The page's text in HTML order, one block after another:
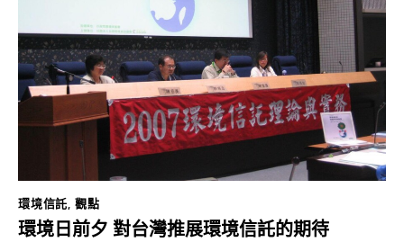
環境信託 觀點
環境日前夕 對台灣推展環境信託的期待